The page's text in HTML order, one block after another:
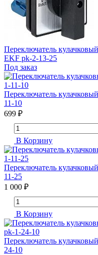
Переключатель
EKF pk-2-13-25
Под заказ
Переключатель
11-10
699 ₽
В Корзину
Переключатель
11-25
1 000 ₽
В Корзину
Переключатель
24-10